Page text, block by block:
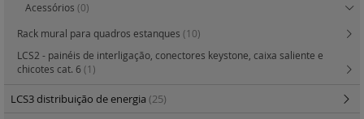
Acessórios (0)
Rack mural para quadros estanques (10)
LCS2 - painéis de interligação, conectores keystone, caixa saliente e
chicotes cat. 6 (1)
LCS3 distribuição de energia (25)